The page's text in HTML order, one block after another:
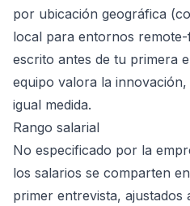
por ubicación geográfica
local para entornos
escrito antes de tu primera
equipo valora la
igual medida.
Rango salarial
No especificado por la
los salarios se comparten
primer entrevista, ajustados